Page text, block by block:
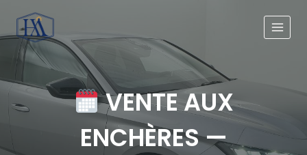
VENTE AUX
ENCHÈRES —